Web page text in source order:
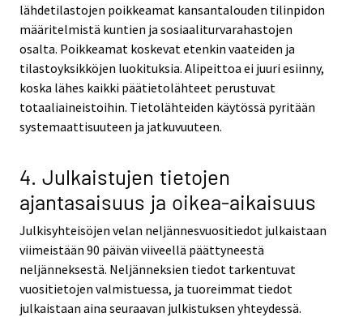
lähdetilastojen poikkeamat kansantalouden tilinpidon
määritelmistä kuntien ja sosiaaliturvarahastojen
osalta. Poikkeamat koskevat etenkin vaateiden ja
tilastoyksikköjen luokituksia. Alipeittoa ei juuri esiinny,
koska lähes kaikki päätietolähteet perustuvat
totaaliaineistoihin. Tietolähteiden käytössä pyritään
systemaattisuuteen ja jatkuvuuteen.
4. Julkaistujen tietojen
ajantasaisuus ja oikea-aikaisuus
Julkisyhteisöjen velan neljännesvuositiedot julkaistaan
viimeistään 90 päivän viiveellä päättyneestä
neljänneksestä. Neljänneksien tiedot tarkentuvat
vuositietojen valmistuessa, ja tuoreimmat tiedot
julkaistaan aina seuraavan julkistuksen yhteydessä.